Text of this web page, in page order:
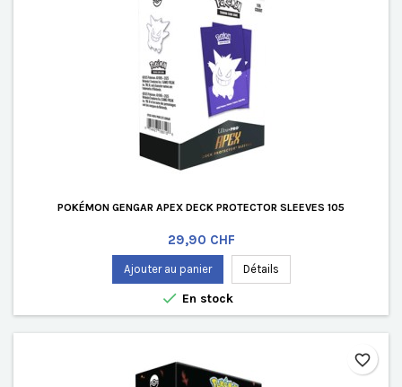
POKÉMON GENGAR APEX DECK PROTECTOR SLEEVES 105
Prix
29,90 CHF
Ajouter au panier Détails
 En stock
favorite_border